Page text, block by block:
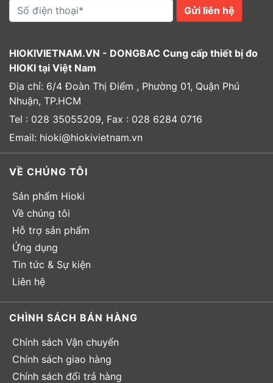
Gửi liên hệ
HIOKIVIETNAM.VN - DONGBAC Cung cấp thiết bị đo
HIOKI tại Việt Nam
Địa chỉ: 6/4 Đoàn Thị Điểm , Phường 01, Quận Phú
Nhuận, TP.HCM
Tel : 028 35055209, Fax : 028 6284 0716
Email: hioki@hiokivietnam.vn
VỀ CHÚNG TÔI
Sản phẩm Hioki
Về chúng tôi
Hỗ trợ sản phẩm
Ứng dụng
Tin tức & Sự kiện
Liên hệ
CHÌNH SÁCH BÁN HÀNG
Chính sách Vận chuyển
Chính sách giao hàng
Chính sách đổi trả hàng